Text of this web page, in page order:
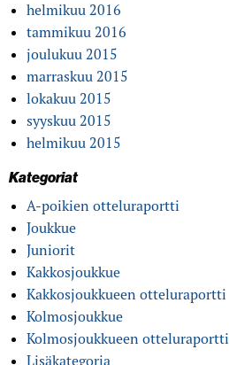
helmikuu 2016
tammikuu 2016
joulukuu 2015
marraskuu 2015
lokakuu 2015
syyskuu 2015
helmikuu 2015
Kategoriat
A-poikien otteluraportti
Joukkue
Juniorit
Kakkosjoukkue
Kakkosjoukkueen otteluraportti
Kolmosjoukkue
Kolmosjoukkueen otteluraportti
Lisäkategoria